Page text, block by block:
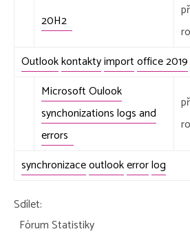
20H2
Outlookkontaktyimportoffice 2019
Microsoft Oulook
synchonizations logs and
errors
synchronizaceoutlookerrorlog
Sdílet:
Fórum Statistiky